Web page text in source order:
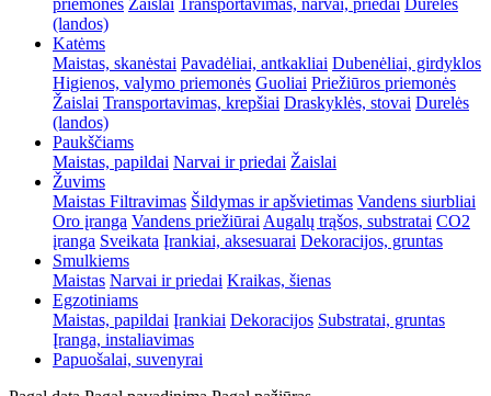
(landos)
Katėms
Maistas, skanėstai Pavadėliai, antkakliai Dubenėliai, girdyklos
Higienos, valymo priemonės Guoliai Priežiūros priemonės
Žaislai Transportavimas, krepšiai Draskyklės, stovai Durelės
(landos)
Paukščiams
Maistas, papildai Narvai ir priedai Žaislai
Žuvims
Maistas Filtravimas Šildymas ir apšvietimas Vandens siurbliai
Oro įranga Vandens priežiūrai Augalų trąšos, substratai CO2
įranga Sveikata Įrankiai, aksesuarai Dekoracijos, gruntas
Smulkiems
Maistas Narvai ir priedai Kraikas, šienas
Egzotiniams
Maistas, papildai Įrankiai Dekoracijos Substratai, gruntas
Įranga, instaliavimas
Papuošalai, suvenyrai